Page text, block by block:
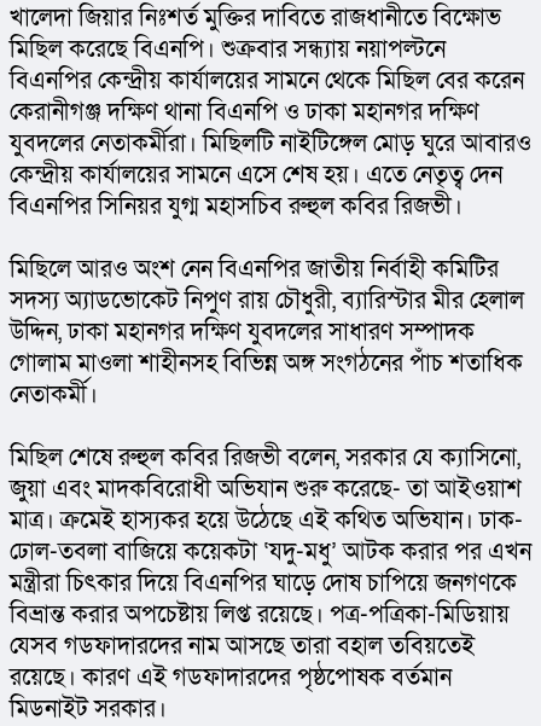
খালেদা জিয়ার নিঃশর্ত মুক্তির দাবিতে রাজধানীতে বিক্ষোভ
মিছিল করেছে বিএনপি। শুক্রবার সন্ধ্যায় নয়াপল্টনে
বিএনপির কেন্দ্রীয় কার্যালয়ের সামনে থেকে মিছিল বের করেন
কেরানীগঞ্জ দক্ষিণ থানা বিএনপি ও ঢাকা মহানগর দক্ষিণ
যুবদলের নেতাকর্মীরা। মিছিলটি নাইটিঙ্গেল মোড় ঘুরে আবারও
কেন্দ্রীয় কার্যালয়ের সামনে এসে শেষ হয়। এতে নেতৃত্ব দেন
বিএনপির সিনিয়র যুগ্ম মহাসচিব রুহুল কবির রিজভী।
মিছিলে আরও অংশ নেন বিএনপির জাতীয় নির্বাহী কমিটির
সদস্য অ্যাডভোকেট নিপুণ রায় চৌধুরী, ব্যারিস্টার মীর হেলাল
উদ্দিন, ঢাকা মহানগর দক্ষিণ যুবদলের সাধারণ সম্পাদক
গোলাম মাওলা শাহীনসহ বিভিন্ন অঙ্গ সংগঠনের পাঁচ শতাধিক
নেতাকর্মী।
মিছিল শেষে রুহুল কবির রিজভী বলেন, সরকার যে ক্যাসিনো,
জুয়া এবং মাদকবিরোধী অভিযান শুরু করেছে- তা আইওয়াশ
মাত্র। ক্রমেই হাস্যকর হয়ে উঠেছে এই কথিত অভিযান। ঢাক-
ঢোল-তবলা বাজিয়ে কয়েকটা ‘যদু-মধু’ আটক করার পর এখন
মন্ত্রীরা চিৎকার দিয়ে বিএনপির ঘাড়ে দোষ চাপিয়ে জনগণকে
বিভ্রান্ত করার অপচেষ্টায় লিপ্ত রয়েছে। পত্র-পত্রিকা-মিডিয়ায়
যেসব গডফাদারদের নাম আসছে তারা বহাল তবিয়তেই
রয়েছে। কারণ এই গডফাদারদের পৃষ্ঠপোষক বর্তমান
মিডনাইট সরকার।